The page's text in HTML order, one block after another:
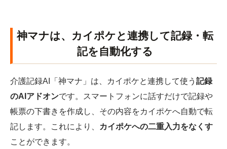
神マナは、カイポケと連携して記録・転
記を自動化する
介護記録AI「神マナ」は、カイポケと連携して使う 記録
のAIアドオンです。スマートフォンに話すだけで記録や
帳票の下書きを作成し、その内容をカイポケへ自動で転
記します。これにより、
カイポケへの二重入力をなくす
ことができます。